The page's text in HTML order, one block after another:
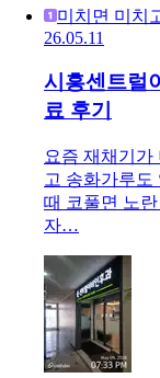
미치면 미치
26.05.11
시흥센트럴
료 후기
요즘 재채기가
고 송화가루도
때 코풀면 노
자…